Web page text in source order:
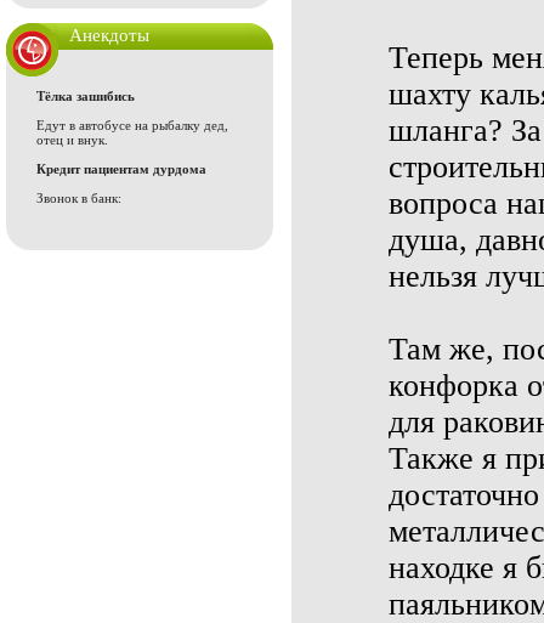
Анекдоты
Тёлка зашибись
Едут в автобусе на рыбалку дед,
отец и внук.
Кредит пациентам дурдома
Звонок в банк:
Теперь
шахту
шланга?
вопроса
душа,
нельзя
Там же,
конфорка
для
Также я
находке я